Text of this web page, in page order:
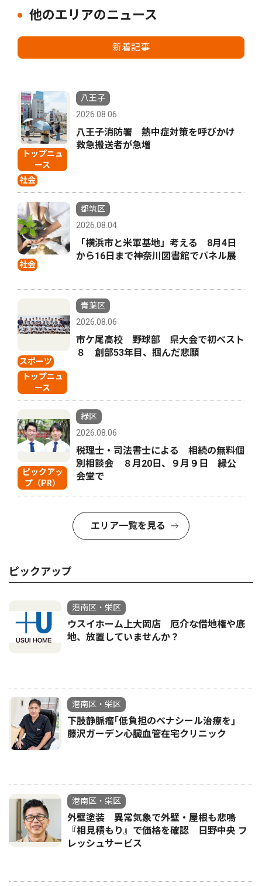
他のエリアのニュース
新着記事
トップニュ
ース
社会
八王子
2026.08.06
八王子消防署 熱中症対策を呼びかけ
救急搬送者が急増
社会
都筑区
2026.08.04
「横浜市と米軍基地」考える 8月4日
から16日まで神奈川図書館でパネル展
スポーツ
トップニュ
ース
青葉区
2026.08.06
市ケ尾高校 野球部 県大会で初ベスト
８ 創部53年目、掴んだ悲願
ピックアッ
プ（PR）
緑区
2026.08.06
税理士・司法書士による 相続の無料個
別相談会 ８月20日、９月９日 緑公
会堂で
エリア一覧を見る
ピックアップ
港南区・栄区
ウスイホーム上大岡店 厄介な借地権や底
地、放置していませんか？
港南区・栄区
下肢静脈瘤｢低負担のベナシール治療を｣
藤沢ガーデン心臓血管在宅クリニック
港南区・栄区
外壁塗装 異常気象で外壁・屋根も悲鳴
『相見積もり』で価格を確認 日野中央 フ
レッシュサービス